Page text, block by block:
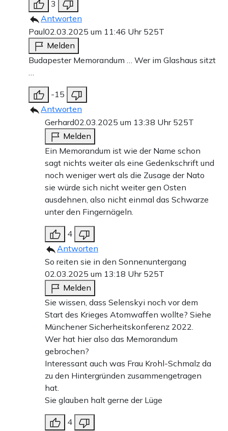
3
Antworten
Paul02.03.2025 um 11:46 Uhr 525T
Melden
Budapester Memorandum … Wer im Glashaus sitzt
…
-15
Antworten
Gerhard02.03.2025 um 13:38 Uhr 525T
Melden
Ein Memorandum ist wie der Name schon
sagt nichts weiter als eine Gedenkschrift und
noch weniger wert als die Zusage der Nato
sie würde sich nicht weiter gen Osten
ausdehnen, also nicht einmal das Schwarze
unter den Fingernägeln.
4
Antworten
So reiten sie in den Sonnenuntergang
02.03.2025 um 13:18 Uhr 525T
Melden
Sie wissen, dass Selenskyi noch vor dem
Start des Krieges Atomwaffen wollte? Siehe
Münchener Sicherheitskonferenz 2022.
Wer hat hier also das Memorandum
gebrochen?
Interessant auch was Frau Krohl-Schmalz da
zu den Hintergründen zusammengetragen
hat.
Sie glauben halt gerne der Lüge
4